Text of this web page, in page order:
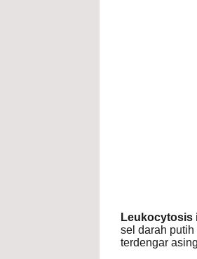
Leukocytosis
sel darah
terdengar